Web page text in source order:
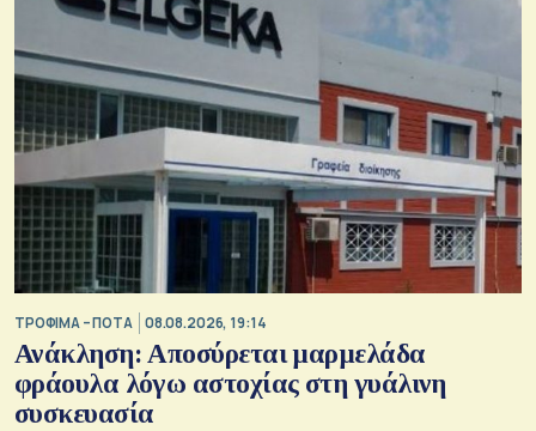
ΤΡΟΦΙΜΑ – ΠΟΤΑ 08.08.2026, 19:14
Ανάκληση: Αποσύρεται μαρμελάδα
φράουλα λόγω αστοχίας στη γυάλινη
συσκευασία